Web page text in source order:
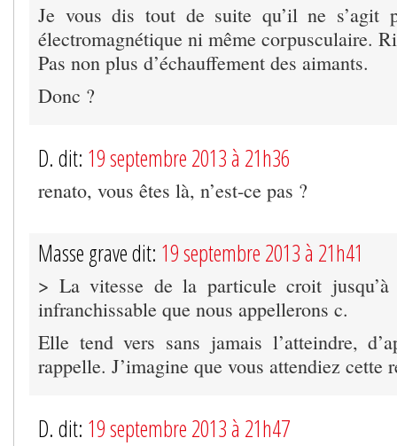
Je vous dis tout de suite qu’il ne s’agit
électromagnétique ni même corpusculaire.
Pas non plus d’échauffement des aimants.
Donc ?
D. dit: 19 septembre 2013 à 21h36
renato, vous êtes là, n’est-ce pas ?
Masse grave dit: 19 septembre 2013 à 21h41
> La vitesse de la particule croit
infranchissable que nous appellerons c.
Elle tend vers sans jamais l’atteindre,
rappelle. J’imagine que vous attendiez cette
D. dit: 19 septembre 2013 à 21h47